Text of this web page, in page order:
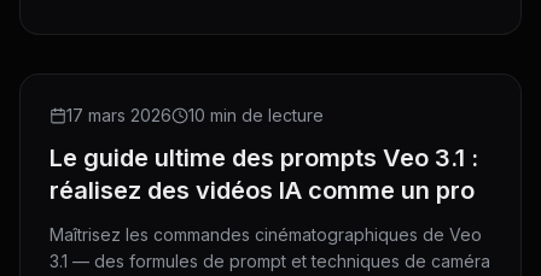
GUIDE
17 mars 2026 10 min de lecture
Le guide ultime des prompts Veo 3.1 :
réalisez des vidéos IA comme un pro
Maîtrisez les commandes cinématographiques de Veo
3.1 — des formules de prompt et techniques de caméra